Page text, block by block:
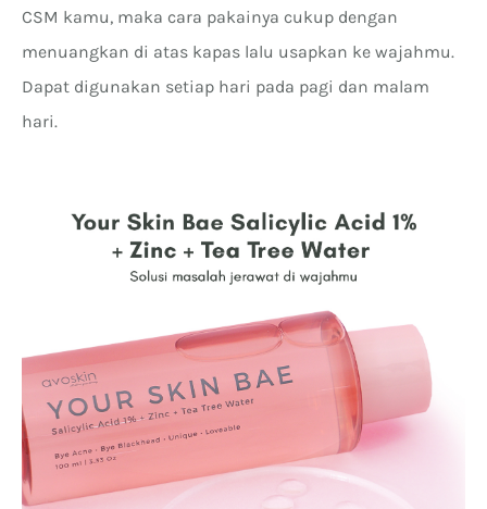
CSM kamu, maka cara pakainya cukup dengan
menuangkan di atas kapas lalu usapkan ke wajahmu.
Dapat digunakan setiap hari pada pagi dan malam
hari.